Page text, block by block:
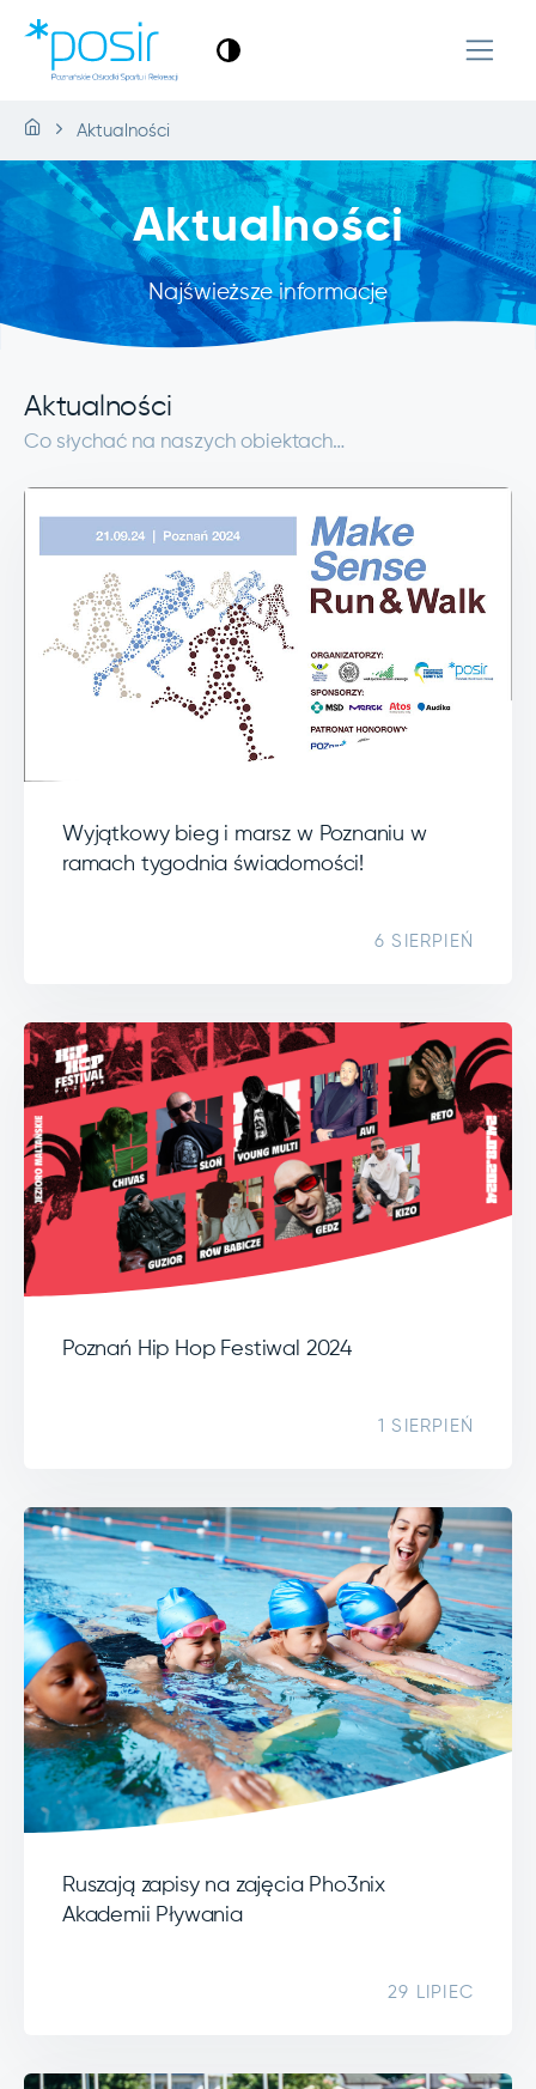
Aktualności
Aktualności
Najświeższe informacje
Aktualności
Co słychać na naszych obiektach…
Wyjątkowy bieg i marsz w Poznaniu w
ramach tygodnia świadomości!
6 SIERPIEŃ
Poznań Hip Hop Festiwal 2024
1 SIERPIEŃ
Ruszają zapisy na zajęcia Pho3nix
Akademii Pływania
29 LIPIEC